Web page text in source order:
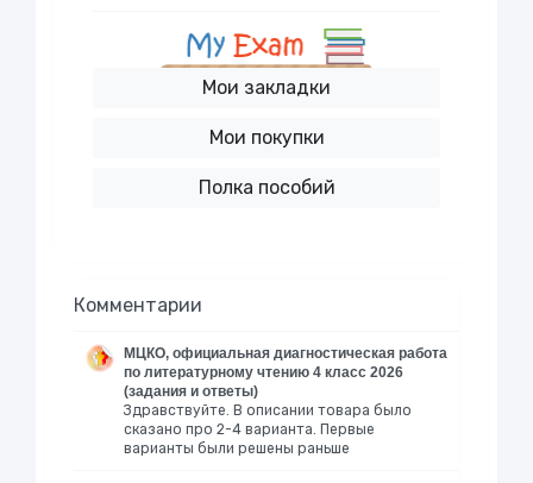
Мои закладки
Мои покупки
Полка пособий
Комментарии
МЦКО, официальная диагностическая работа
по литературному чтению 4 класс 2026
(задания и ответы)
Здравствуйте. В описании товара было
сказано про 2-4 варианта. Первые
варианты были решены раньше